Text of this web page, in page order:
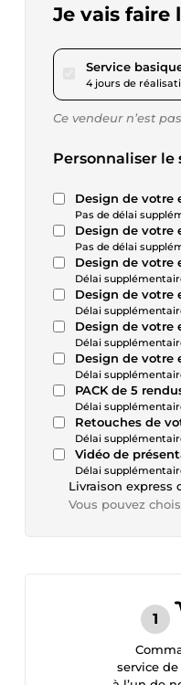
Je vais faire
Service
4 jours de
Ce vendeur n’est
Personnaliser le
Design de
Pas de délai
Design de votre
Pas de délai
Design de votre
Délai
Design de
Délai
Design de votre
Délai
Design de votre
Délai
PACK de 5
Délai
Retouches de
Délai
Vidéo de
Délai
Livraison express
Vous pouvez
service